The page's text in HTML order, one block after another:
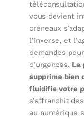
vous devient
créneaux
l’inverse, et
demandes
d’urgences. La
supprime bien
fluidifie votre
s’affranchit
au numérique